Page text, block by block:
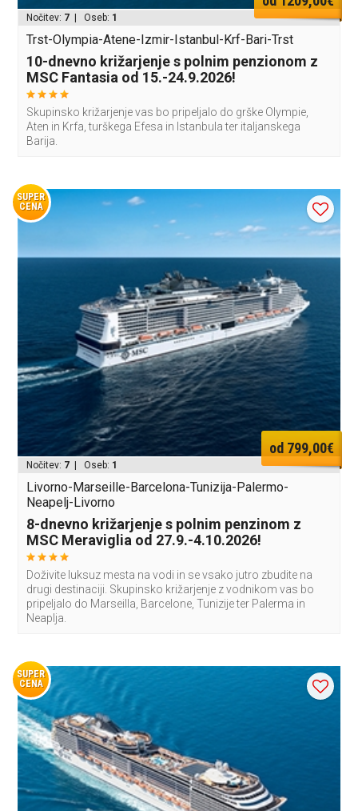
Nočitev: 7 | Oseb: 1
Trst-Olympia-Atene-Izmir-Istanbul-Krf-Bari-Trst
10-dnevno križarjenje s polnim penzionom z
MSC Fantasia od 15.-24.9.2026!
Skupinsko križarjenje vas bo pripeljalo do grške Olympie,
Aten in Krfa, turškega Efesa in Istanbula ter italjanskega
Barija.
SUPER
CENA
od 799,00€
Nočitev: 7 | Oseb: 1
Livorno-Marseille-Barcelona-Tunizija-Palermo-
Neapelj-Livorno
8-dnevno križarjenje s polnim penzinom z
MSC Meraviglia od 27.9.-4.10.2026!
Doživite luksuz mesta na vodi in se vsako jutro zbudite na
drugi destinaciji. Skupinsko križarjenje z vodnikom vas bo
pripeljalo do Marseilla, Barcelone, Tunizije ter Palerma in
Neaplja.
SUPER
CENA